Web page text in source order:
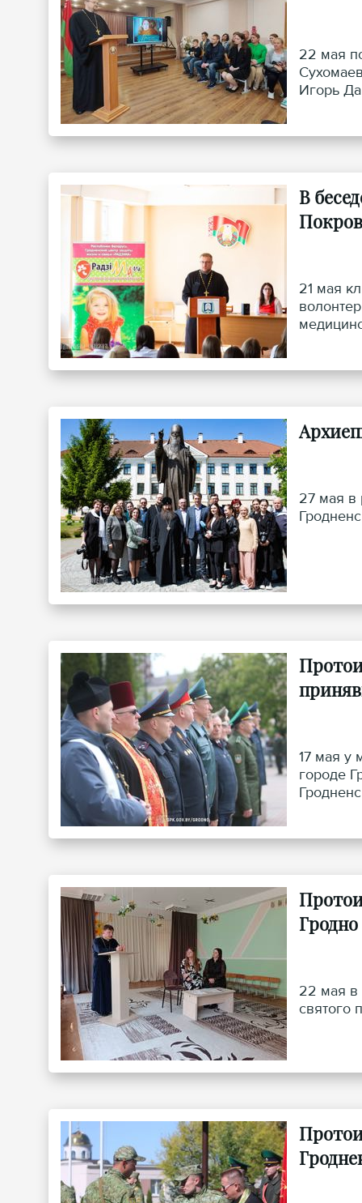
22 мая
Игорь
В
21 мая
27 мая в
17 мая у
городе
Гродно
22 мая в
святого